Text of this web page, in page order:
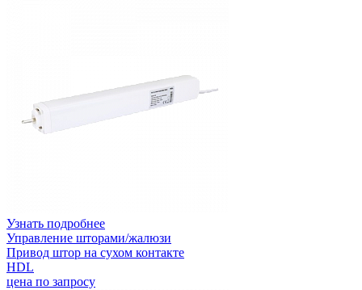
Узнать подробнее
Управление шторами/жалюзи
Привод штор на сухом контакте
HDL
цена по запросу